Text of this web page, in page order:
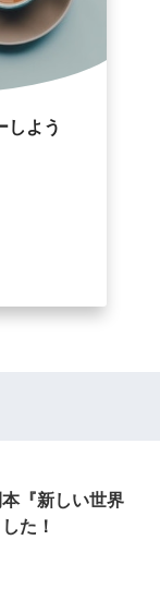
しよう
『新しい世界
た！